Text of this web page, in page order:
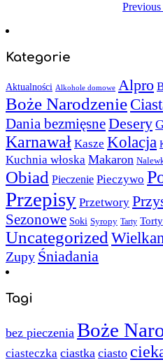
Kategorie
Aktualności Alkohole domowe Alpro
Boże Narodzenie
Dania bezmięsneDesery
Karnawał Kasze Kolacja
Kuchnia włoska Makaron
Obiad Pieczenie Pieczywo
Przepisy Przetwory
Sezonowe Soki Syropy Tarty Torty
Uncategorized
Zupy Śniadania
Tagi
bez pieczenia Boże
ciasteczka ciastka ciasto